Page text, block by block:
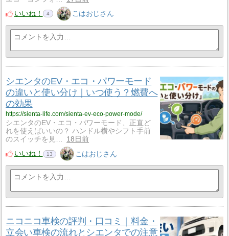
いいね！
4 こはおじさん
シエンタのEV・エコ・パワーモード
の違いと使い分け｜いつ使う？燃費へ
の効果
https://sienta-life.com/sienta-ev-eco-power-mode/
シエンタのEV・エコ・パワーモード、正直ど
れを使えばいいの？ ハンドル横やシフト手前
のスイッチを見…
18日前
いいね！
13 こはおじさん
ニコニコ車検の評判・口コミ｜料金・
立会い車検の流れとシエンタでの注意